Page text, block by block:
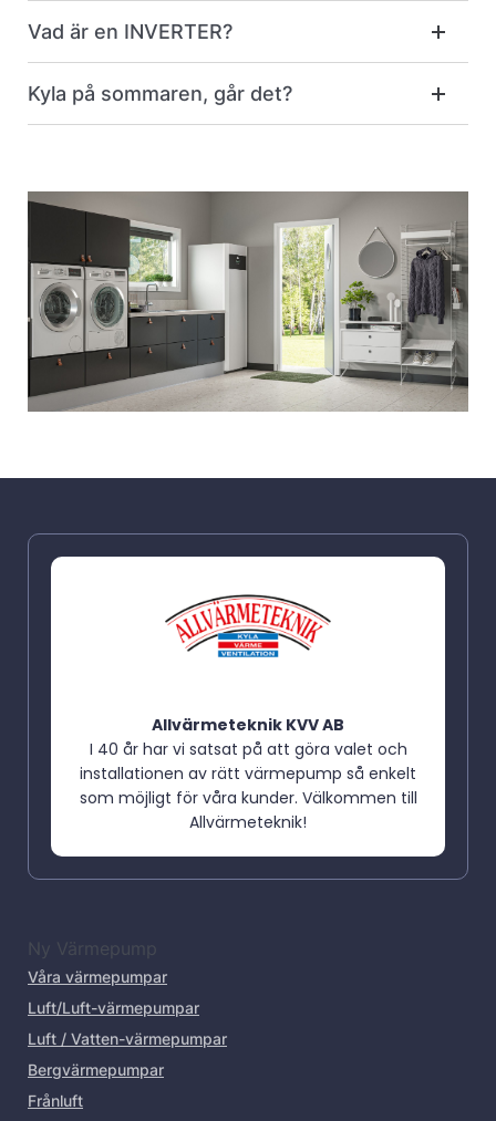
Vad är en INVERTER?
Kyla på sommaren, går det?
Allvärmeteknik KVV AB
I 40 år har vi satsat på att göra valet och
installationen av rätt värmepump så enkelt
som möjligt för våra kunder. Välkommen till
Allvärmeteknik!
Ny Värmepump
Våra värmepumpar
Luft/Luft-värmepumpar
Luft / Vatten-värmepumpar
Bergvärmepumpar
Frånluft